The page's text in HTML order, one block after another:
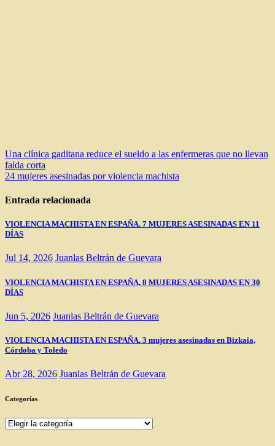
Navegación
de
Una clínica gaditana reduce el sueldo a las enfermeras que no llevan
falda corta
24 mujeres asesinadas por violencia machista
Entrada relacionada
VIOLENCIA MACHISTA EN ESPAÑA. 7 MUJERES ASESINADAS EN 11
DÍAS
Jul 14, 2026 Juanlas Beltrán de Guevara
VIOLENCIA MACHISTA EN ESPAÑA, 8 MUJERES ASESINADAS EN 30
DÍAS
Jun 5, 2026 Juanlas Beltrán de Guevara
VIOLENCIA MACHISTA EN ESPAÑA. 3 mujeres asesinadas en Bizkaia,
Córdoba y Toledo
Abr 28, 2026 Juanlas Beltrán de Guevara
Categorías
Categorías